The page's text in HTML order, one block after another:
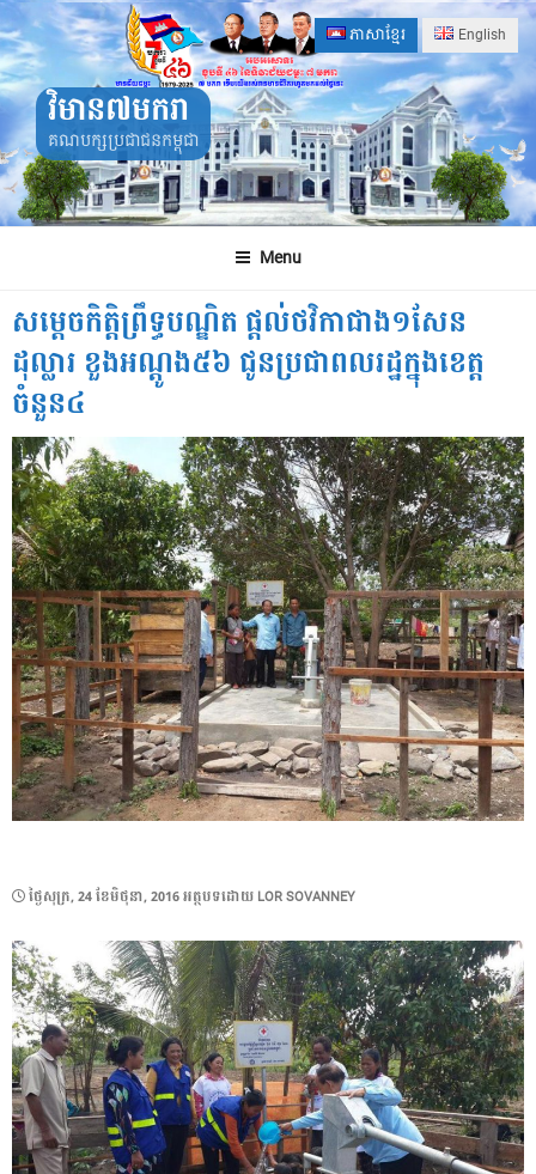
Skip
to
content
ភាសាខ្មែរ English
វិមាន៧មករា
គណបក្សប្រជាជនកម្ពុជា
Menu
សម្តេចកិត្តិព្រឹទ្ធបណ្ឌិត ផ្តល់ថវិកាជាង១សែន
ដុល្លារ ខួងអណ្តូង៥៦ ជូនប្រជាពលរដ្ឋក្នុងខេត្ដ
ចំនួន៤
POSTED
ថ្ងៃ​សុក្រ, 24 ខែ​មិថុនា, 2016អត្ថបទដោយ LOR SOVANNEY